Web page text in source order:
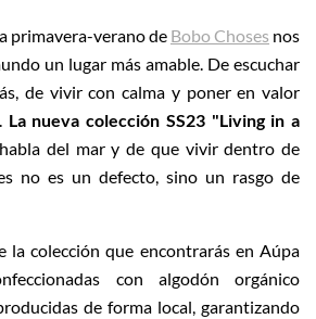
primavera-verano de Bobo Choses nos
un lugar más amable. De escuchar
de vivir con calma y poner en valor
La nueva colección SS23 "Living in a
del mar y de que vivir dentro de
no es un defecto, sino un rasgo de
la colección que encontrarás en Aúpa
con algodón orgánico
de forma local, garantizando